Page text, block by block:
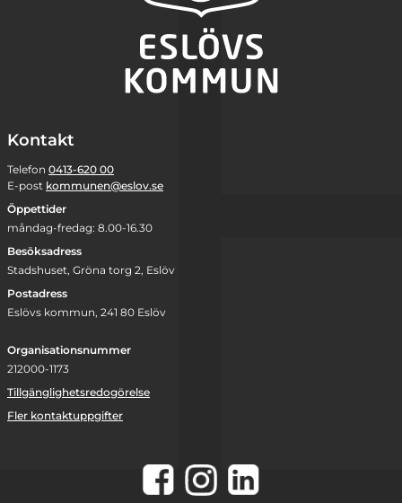
Kontakt
Telefon 0413-620 00
E-post kommunen@eslov.se
Öppettider
måndag-fredag: 8.00-16.30
Besöksadress
Stadshuset, Gröna torg 2, Eslöv
Postadress
Eslövs kommun, 241 80 Eslöv
Organisationsnummer
212000-1173
Tillgänglighetsredogörelse
Fler kontaktuppgifter
Facebook
Instagram